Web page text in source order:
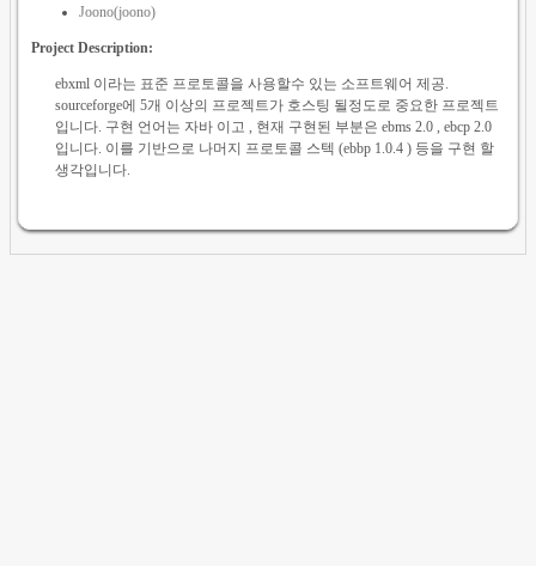
Joono(joono)
Project Description:
ebxml 이라는 표준 프로토콜을 사용할수 있는 소프트웨어 제공.
sourceforge에 5개 이상의 프로젝트가 호스팅 될정도로 중요한 프로젝트
입니다. 구현 언어는 자바 이고 , 현재 구현된 부분은 ebms 2.0 , ebcp 2.0
입니다. 이를 기반으로 나머지 프로토콜 스텍 (ebbp 1.0.4 ) 등을 구현 할
생각입니다.